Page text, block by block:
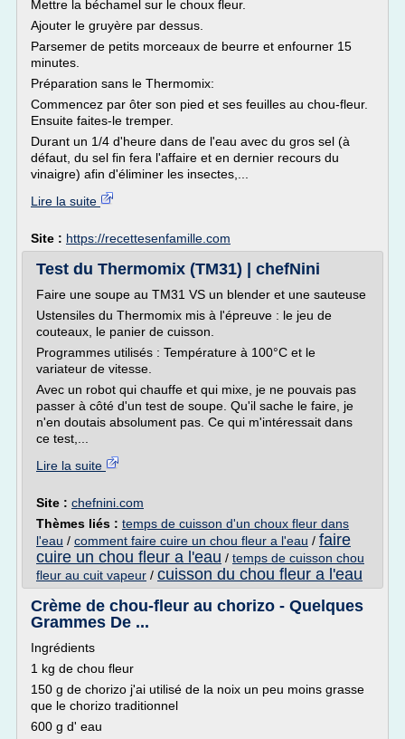
Mettre la béchamel sur le choux fleur.
Ajouter le gruyère par dessus.
Parsemer de petits morceaux de beurre et enfourner 15
minutes.
Préparation sans le Thermomix:
Commencez par ôter son pied et ses feuilles au chou-fleur.
Ensuite faites-le tremper.
Durant un 1/4 d'heure dans de l'eau avec du gros sel (à
défaut, du sel fin fera l'affaire et en dernier recours du
vinaigre) afin d'éliminer les insectes,...
Lire la suite
Site : https://recettesenfamille.com
Test du Thermomix (TM31) | chefNini
Faire une soupe au TM31 VS un blender et une sauteuse
Ustensiles du Thermomix mis à l'épreuve : le jeu de
couteaux, le panier de cuisson.
Programmes utilisés : Température à 100°C et le
variateur de vitesse.
Avec un robot qui chauffe et qui mixe, je ne pouvais pas
passer à côté d'un test de soupe. Qu'il sache le faire, je
n'en doutais absolument pas. Ce qui m'intéressait dans
ce test,...
Lire la suite
Site : chefnini.com
Thèmes liés : temps de cuisson d'un choux fleur dans
l'eau / comment faire cuire un chou fleur a l'eau / faire
cuire un chou fleur a l'eau / temps de cuisson chou
fleur au cuit vapeur / cuisson du chou fleur a l'eau
Crème de chou-fleur au chorizo - Quelques
Grammes De ...
Ingrédients
1 kg de chou fleur
150 g de chorizo j'ai utilisé de la noix un peu moins grasse
que le chorizo traditionnel
600 g d' eau